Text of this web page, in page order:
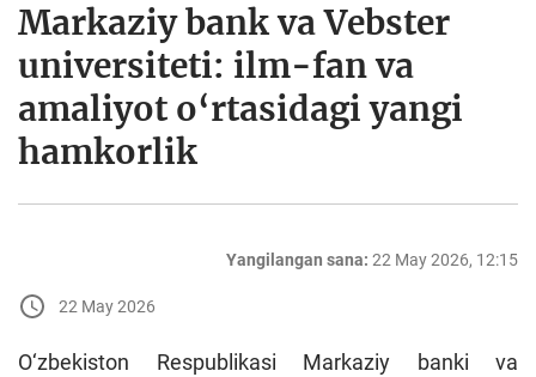
Markaziy bank va Vebster
universiteti: ilm-fan va
amaliyot o‘rtasidagi yangi
hamkorlik
Yangilangan sana: 22 May 2026, 12:15
22 May 2026
O‘zbekiston Respublikasi Markaziy banki va